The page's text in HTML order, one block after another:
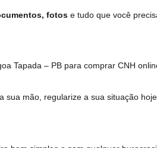
fotos e tudo que você
Tapada – PB para comprar CNH
sua mão, regularize a sua situação